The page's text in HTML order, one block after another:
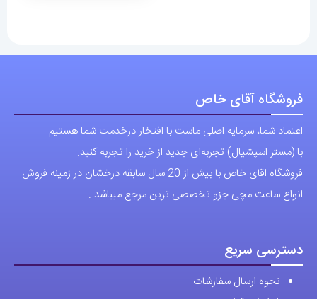
فروشگاه آقای خاص
اعتماد شما، سرمایه اصلی ماست.با افتخار درخدمت شما هستیم.
با (مستر اسپشیال) تجربه‌ای جدید از خرید را تجربه کنید.
فروشگاه اقای خاص با بیش از 20 سال سابقه درخشان در زمینه فروش
انواع ساعت مچی جزو تخصصی ترین مرجع میباشد .
دسترسی سریع
نحوه ارسال سفارشات